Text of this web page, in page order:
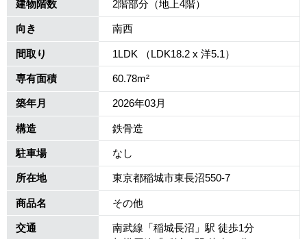
建物階数 2階部分（地上4階）
向き 南西
間取り 1LDK （LDK18.2 x 洋5.1）
専有面積 60.78m²
築年月 2026年03月
構造 鉄骨造
駐車場 なし
所在地 東京都稲城市東長沼550-7
商品名 その他
交通
南武線「稲城長沼」駅 徒歩1分